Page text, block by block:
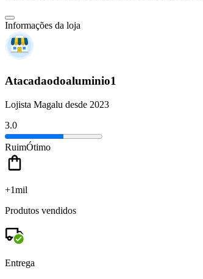
Informações da loja
Atacadaodoaluminio1
Lojista Magalu desde 2023
3.0
RuimÓtimo
+1mil
Produtos vendidos
Entrega